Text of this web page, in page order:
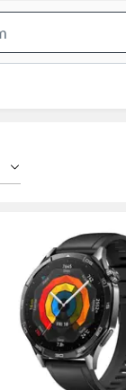
Bar